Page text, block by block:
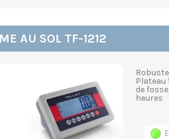
AU SOL TF-1212
Plateau
de
heures